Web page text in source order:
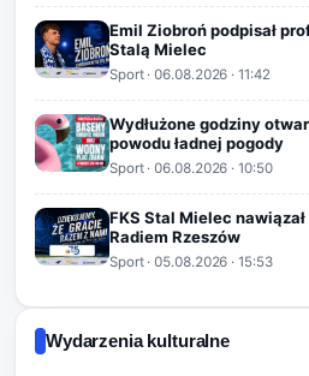
Emil Ziobroń podpisał
Stalą Mielec
Sport·06.08.2026 · 11:42
Wydłużone godziny
powodu ładnej pogody
Sport·06.08.2026 · 10:50
FKS Stal Mielec
Radiem Rzeszów
Sport·05.08.2026 · 15:53
Wydarzenia kulturalne